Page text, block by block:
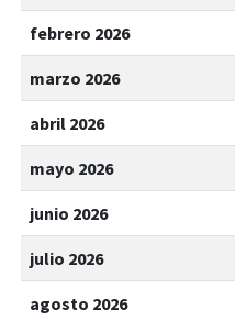
febrero 2026
marzo 2026
abril 2026
mayo 2026
junio 2026
julio 2026
agosto 2026